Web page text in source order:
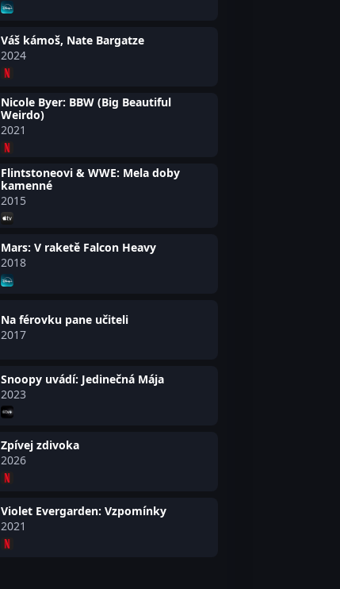
Váš kámoš, Nate Bargatze
2024
Nicole Byer: BBW (Big Beautiful
Weirdo)
2021
Flintstoneovi & WWE: Mela doby
kamenné
2015
Mars: V raketě Falcon Heavy
2018
Na férovku pane učiteli
2017
Snoopy uvádí: Jedinečná Mája
2023
Zpívej zdivoka
2026
Violet Evergarden: Vzpomínky
2021